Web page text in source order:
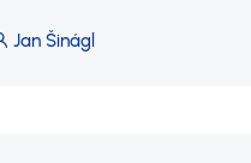
Jan Šinágl